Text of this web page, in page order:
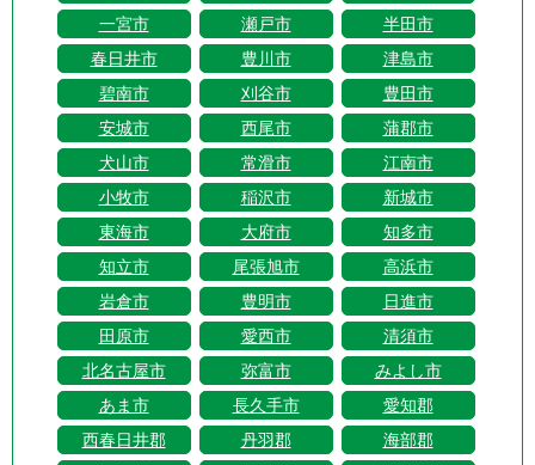
一宮市
瀬戸市
半田市
春日井市
豊川市
津島市
碧南市
刈谷市
豊田市
安城市
西尾市
蒲郡市
犬山市
常滑市
江南市
小牧市
稲沢市
新城市
東海市
大府市
知多市
知立市
尾張旭市
高浜市
岩倉市
豊明市
日進市
田原市
愛西市
清須市
北名古屋市
弥富市
みよし市
あま市
長久手市
愛知郡
西春日井郡
丹羽郡
海部郡